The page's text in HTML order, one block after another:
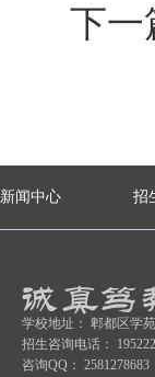
下一
新闻中心 招
学校地址： 郫都区学
招生咨询电话：
咨询QQ： 2581278683